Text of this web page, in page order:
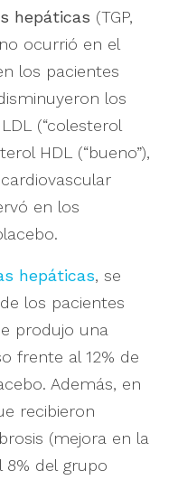
hepáticas (TGP,
ocurrió en el
los pacientes
los
(“colesterol
HDL (“bueno”),
en los
hepáticas, se
los pacientes
produjo una
frente al 12% de
Además, en
recibieron
(mejora en la
del grupo